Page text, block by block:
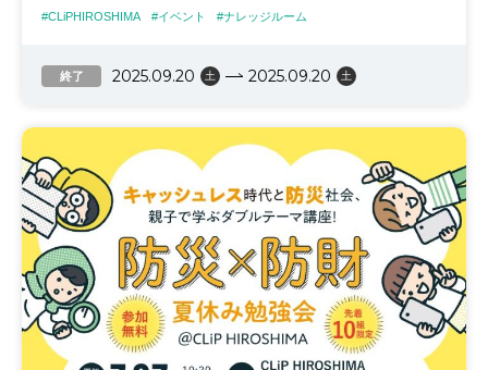
「いらっしゃいませ～！」
るおみせやさん体験！
と？」を学べる親子参加型イベントです♪
お申込みはこちらから！
https://forms.gle/rJx3Xcstrfz4s2i7A
【イベント概要】
日時 9月20日（土）10:30～12:00（終了時間は前後しま
す）
※15分前開場
#CLiPHIROSHIMA #イベント #ナレッジルーム
終了 2025.09.20 土 2025.09.20 土